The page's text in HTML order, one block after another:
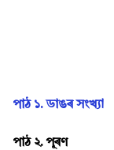
পাঠ ১. ডাঙৰ সংখ্যা
পাঠ ২. পূৰণ